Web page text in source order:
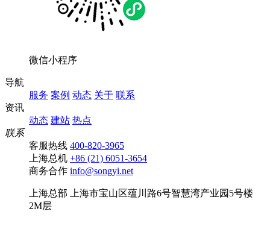
微信小程序
导航
服务 案例 动态 关于 联系
资讯
动态 建站 热点
联系
客服热线 400-820-3965
上海总机 +86 (21) 6051-3654
商务合作 info@songyi.net
上海总部
上海市宝山区蕴川路6号智慧湾产业园5号楼
2M层